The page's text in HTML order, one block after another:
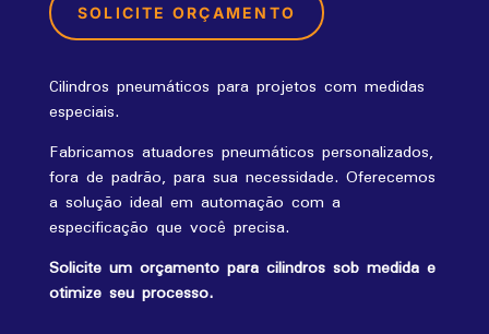
SOLICITE ORÇAMENTO
Cilindros pneumáticos para projetos com medidas
especiais.
Fabricamos atuadores pneumáticos personalizados,
fora de padrão, para sua necessidade. Oferecemos
a solução ideal em automação com a
especificação que você precisa.
Solicite um orçamento para cilindros sob medida e
otimize seu processo.